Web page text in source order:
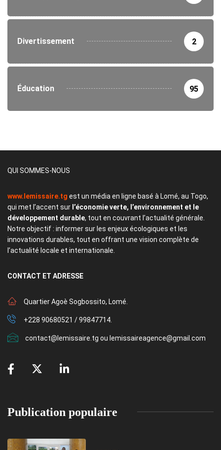
Divertissement 2
Éducation 95
QUI SOMMES-NOUS
www.lemissaire.tg est un média en ligne basé à Lomé, au Togo,
qui met l’accent sur l’économie verte, l’environnement et le
développement durable, tout en couvrant l’actualité générale.
Notre objectif : informer sur les enjeux écologiques et les
innovations durables, tout en offrant une vision complète de
l’actualité locale et internationale.
CONTACT ET ADRESSE
Quartier Agoè Sogbossito, Lomé.
+228 90680521 / 99847714.
contact@lemissaire.tg ou lemissaireagence@gmail.com
Publication populaire